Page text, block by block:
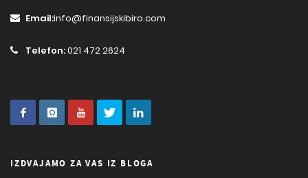
Email:info@finansijskibiro.com
Telefon:021 472 2624
IZDVAJAMO ZA VAS IZ BLOGA